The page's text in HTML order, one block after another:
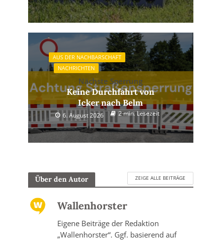
AUS DER NACHBARSCHAFT
NACHRICHTEN
Nächste Sperrung
Keine Durchfahrt von
Icker nach Belm
6. August 2026 2 min. Lesezeit
Über den Autor ZEIGE ALLE BEITRÄGE
Wallenhorster
Eigene Beiträge der Redaktion
„Wallenhorster“. Ggf. basierend auf